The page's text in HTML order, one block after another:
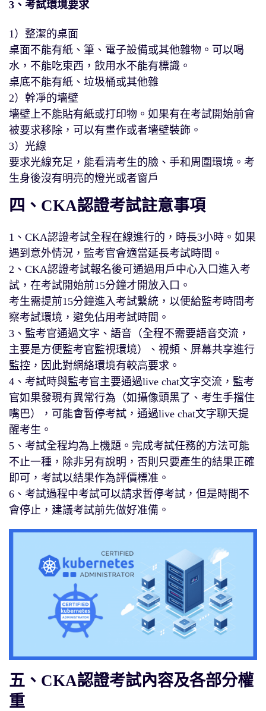
3、考試環境要求
1）整潔的桌面
桌面不能有紙、筆、電子設備或其他雜物。可以喝
水，不能吃東西，飲用水不能有標識。
桌底不能有紙、垃圾桶或其他雜
2）幹凈的墻壁
墻壁上不能貼有紙或打印物。如果有在考試開始前會
被要求移除，可以有畫作或者墻壁裝飾。
3）光線
要求光線充足，能看清考生的臉、手和周圍環境。考
生身後沒有明亮的燈光或者窗戶
四、CKA認證考試註意事項
1、CKA認證考試全程在線進行的，時長3小時。如果
遇到意外情況，監考官會適當延長考試時間。
2、CKA認證考試報名後可通過用戶中心入口進入考
試，在考試開始前15分鐘才開放入口。
考生需提前15分鐘進入考試繫統，以便給監考時間考
察考試環境，避免佔用考試時間。
3、監考官通過文字、語音（全程不需要語音交流，
主要是方便監考官監視環境）、視頻、屏幕共享進行
監控，因此對網絡環境有較高要求。
4、考試時與監考官主要通過live chat文字交流，監考
官如果發現有異常行為（如攝像頭黑了、考生手擋住
嘴巴），可能會暫停考試，通過live chat文字聊天提
醒考生。
5、考試全程均為上機題。完成考試任務的方法可能
不止一種，除非另有說明，否則只要產生的結果正確
即可，考試以結果作為評價標准。
6、考試過程中考試可以請求暫停考試，但是時間不
會停止，建議考試前先做好准備。
五、CKA認證考試內容及各部分權
重